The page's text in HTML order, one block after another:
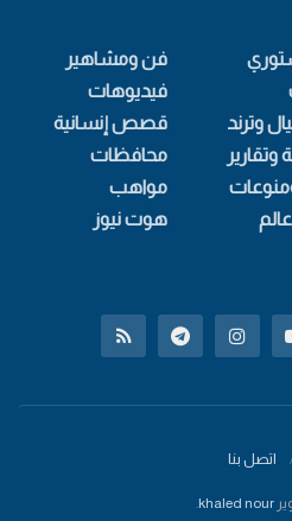
وترند
فن ومشاهير
فيديوهات
قصص إنسانية
محافظات
مواهب
هوت نيوز
اتصل بنا
khaled nour
.